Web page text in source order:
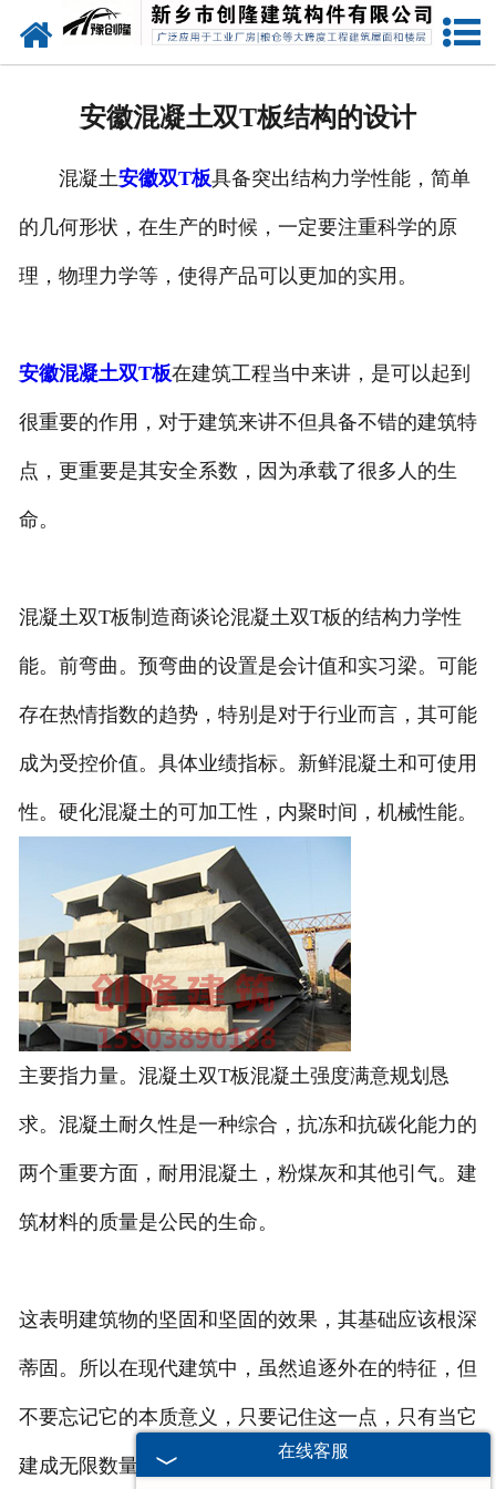
网站首页
成功案例
联系我们
安徽混凝土双T板结构的设计
混凝土安徽双T板具备突出结构力学性能，简单
的几何形状，在生产的时候，一定要注重科学的原
理，物理力学等，使得产品可以更加的实用。
安徽混凝土双T板在建筑工程当中来讲，是可以起到
很重要的作用，对于建筑来讲不但具备不错的建筑特
点，更重要是其安全系数，因为承载了很多人的生
命。
混凝土双T板制造商谈论混凝土双T板的结构力学性
能。前弯曲。预弯曲的设置是会计值和实习梁。可能
存在热情指数的趋势，特别是对于行业而言，其可能
成为受控价值。具体业绩指标。新鲜混凝土和可使用
性。硬化混凝土的可加工性，内聚时间，机械性能。
主要指力量。混凝土双T板混凝土强度满意规划恳
求。混凝土耐久性是一种综合，抗冻和抗碳化能力的
两个重要方面，耐用混凝土，粉煤灰和其他引气。建
筑材料的质量是公民的生命。
这表明建筑物的坚固和坚固的效果，其基础应该根深
蒂固。所以在现代建筑中，虽然追逐外在的特征，但
不要忘记它的本质意义，只要记住这一点，只有当它
建成无限数量的建筑物时，才能始终站稳脚跟。
在线客服